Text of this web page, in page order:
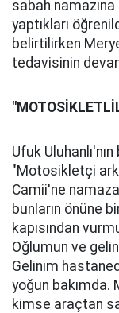
sabah
yaptıkları
belirtilirken
tedavisinin
Ufuk
"Motosikletçi
Camii'ne
bunların önüne
kapısından
Oğlumun ve
Gelinim
yoğun
kimse araçtan